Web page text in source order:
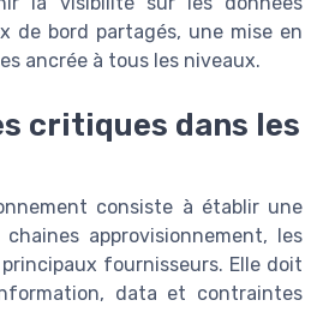
de bord partagés, une mise en
ancrée à tous les niveaux.
critiques dans les
consiste à établir une
approvisionnement, les
fournisseurs. Elle doit
data et contraintes